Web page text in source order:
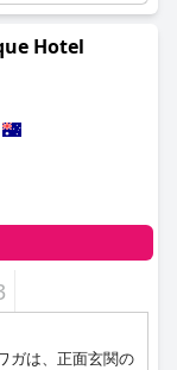
Hotel
ガは、正面玄関の